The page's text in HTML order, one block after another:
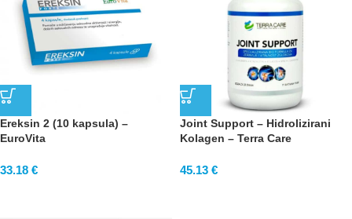
Ereksin 2 (10 kapsula) –
EuroVita
33.18 €
Joint Support – Hidrolizirani
Kolagen – Terra Care
45.13 €